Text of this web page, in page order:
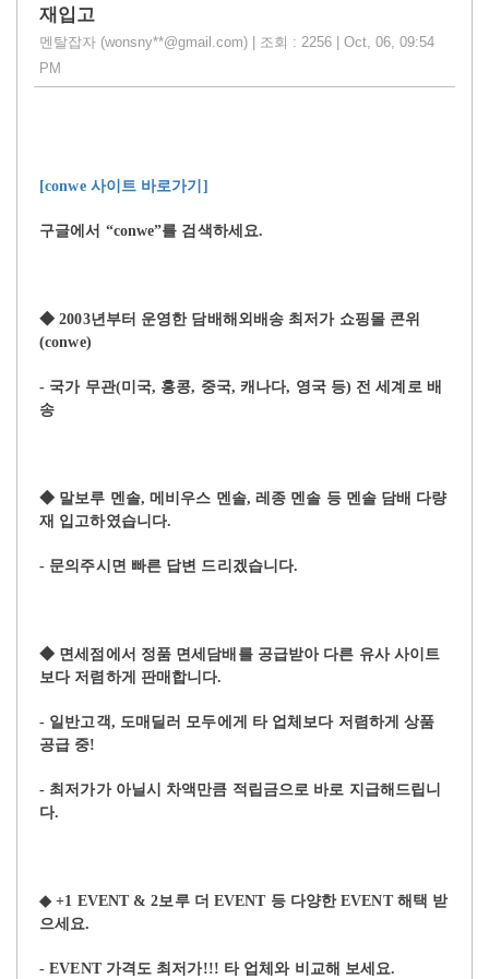
재입고
멘탈잡자 (wonsny**@gmail.com) | 조회 : 2256 | Oct, 06, 09:54
PM
[conwe 사이트 바로가기 ]
구글에서 “conwe”를 검색하세요.
◆2003년부터 운영한 담배해외배송 최저가 쇼핑몰 콘위
(conwe)
- 국가 무관(미국, 홍콩, 중국,캐나다, 영국 등) 전 세계로 배
송
◆ 말보루 멘솔,메비우스 멘솔, 레종 멘솔 등 멘솔 담배 다량
재 입고하였습니다.
- 문의주시면 빠른 답변 드리겠습니다.
◆ 면세점에서 정품 면세담배를 공급받아 다른 유사 사이트
보다 저렴하게 판매합니다.
- 일반고객, 도매딜러 모두에게 타 업체보다 저렴하게 상품
공급 중!
- 최저가가 아닐시 차액만큼 적립금으로 바로 지급해드립니
다.
◆+1 EVENT & 2보루 더 EVENT 등 다양한EVENT 해택 받
으세요.
- EVENT 가격도 최저가!!! 타 업체와 비교해 보세요.